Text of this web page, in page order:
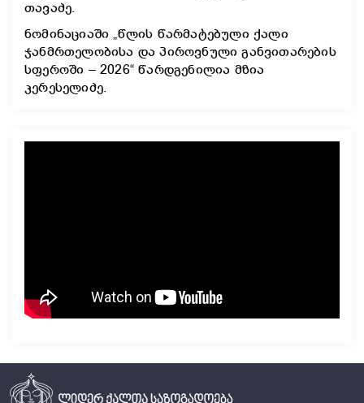
თავაძე.
ნომინაციაში „წლის წარმატებული ქალი
ჯანმრთელობისა და პიროვნული განვითარების
სფეროში – 2026“ წარდგენილია მზია
კერესელიძე.